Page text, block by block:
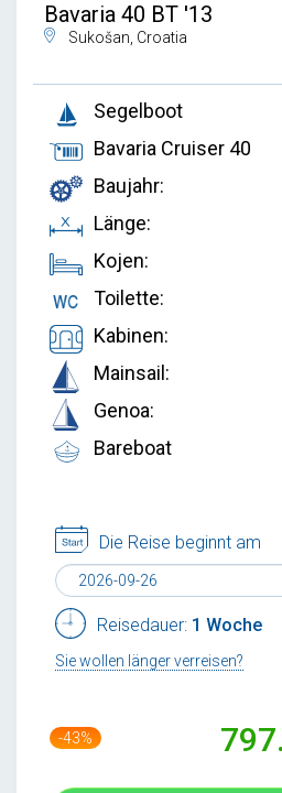
Bavaria 40 BT '13
Sukošan, Croatia
Segelboot
Bavaria Cruiser 40
Baujahr:
Länge:
Kojen:
Toilette:
Kabinen:
Mainsail:
Genoa:
Bareboat
Die Reise beginnt am
Reisedauer: 1 Woche
Sie wollen länger verreisen?
-43%